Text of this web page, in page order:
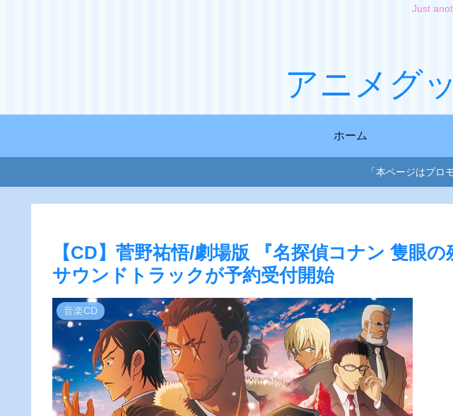
Just
アニメグ
ホーム
「本ページはプロ
【CD】菅野祐悟/劇場版 『名探偵コナン 隻眼
サウンドトラックが予約受付開始
音楽CD